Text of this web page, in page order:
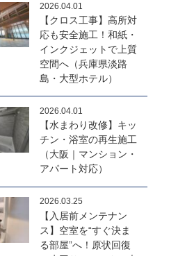
2026.04.01
【クロス工事】高所対
応も安全施工！和紙・
インクジェットで上質
空間へ（兵庫県淡路
島・大型ホテル）
2026.04.01
【水まわり改修】キッ
チン・浴室の再生施工
（大阪｜マンション・
アパート対応）
2026.03.25
【入居前メンテナン
ス】空室を“すぐ決ま
る部屋”へ！原状回復